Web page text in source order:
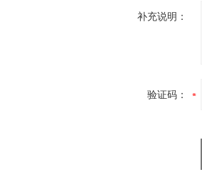
补充说明：
验证码：